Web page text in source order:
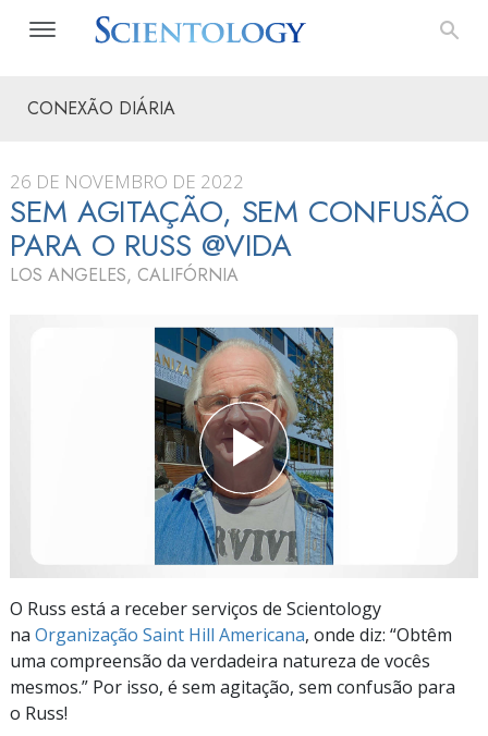
CONEXÃO DIÁRIA
26 DE NOVEMBRO DE 2022
SEM AGITAÇÃO, SEM CONFUSÃO
PARA O RUSS @VIDA
LOS ANGELES, CALIFÓRNIA
O Russ está a receber serviços de Scientology
na Organização Saint Hill Americana, onde diz: “Obtêm
uma compreensão da verdadeira natureza de vocês
mesmos.” Por isso, é sem agitação, sem confusão para
o Russ!